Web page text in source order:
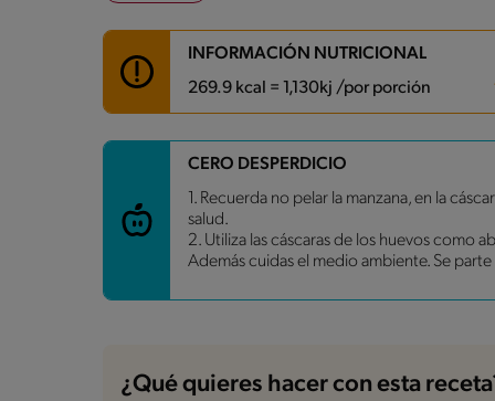
INFORMACIÓN NUTRICIONAL
269.9 kcal = 1,130kj /por porción
Carbohidratos 37.9 g
Grasas 9.1 g
Fibra
Proteína 10.2 g
Grasas saturadas 1.9 g
CERO DESPERDICIO
1. Recuerda no pelar la manzana, en la
salud.
2. Utiliza las cáscaras de los huevos como
Además cuidas el medio ambiente. Se
¿Qué quieres hacer con esta